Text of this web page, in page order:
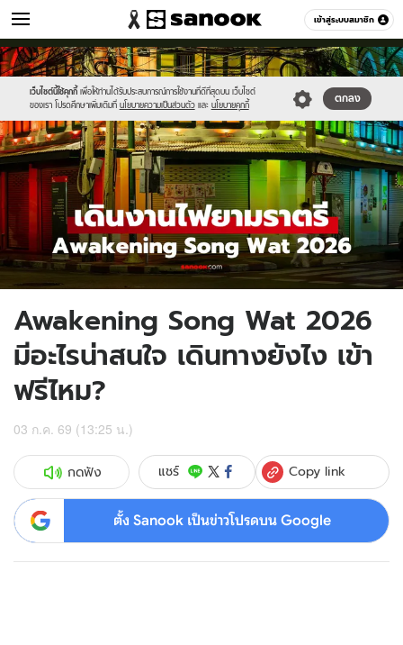
เข้าสู่ระบบสมาชิก
เที่ยว-กิน หมวดอื่นๆ
เว็บไซต์นี้ใช้คุกกี้ เพื่อให้ท่านได้รับประสบการณ์การใช้งานที่ดีที่สุดบน เว็บไซต์
ของเรา โปรดศึกษาเพิ่มเติมที่ นโยบายความเป็นส่วนตัว และ นโยบายคุกกี้
ตกลง
Sanook
//s.isanook.com/sr/0/images/logo-
new-
sanook.png
600
60
//s.isanook.com/tr/0/ud/290/1454070/awa.jpg
Awakening Song Wat 2026
มีอะไรน่าสนใจ เดินทางยังไง เข้า
ฟรีไหม?
03 ก.ค. 69 (13:25 น.)
กดฟัง แชร์ Copy link
ตั้ง Sanook เป็นข่าวโปรดบน Google